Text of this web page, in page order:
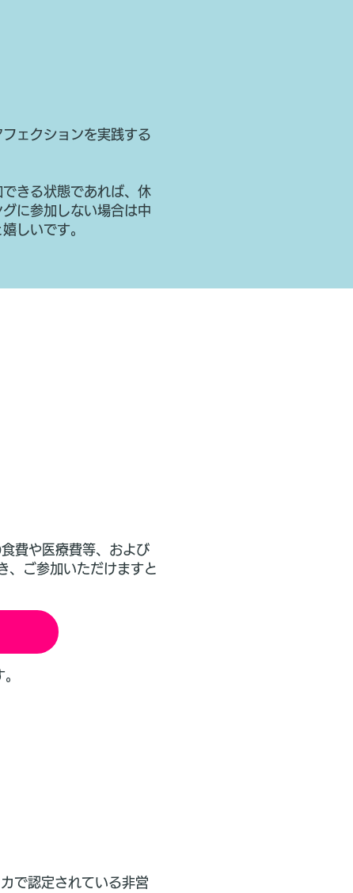
ェクションを実践する
きる状態であれば、休
に参加しない場合は中
しいです。
費や医療費等、および
、ご参加いただけますと
認定されている非営